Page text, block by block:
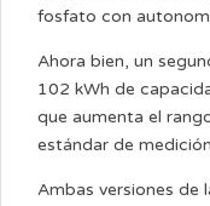
fosfato con
Ahora bien, un
102 kWh de
que aumenta el
estándar de
Ambas versiones de